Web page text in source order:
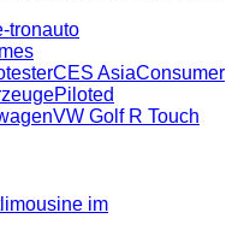
tronauto
CES AsiaConsumer
Piloted
VW Golf R Touch
im